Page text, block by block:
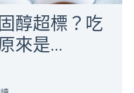
醇超標？吃
來是...